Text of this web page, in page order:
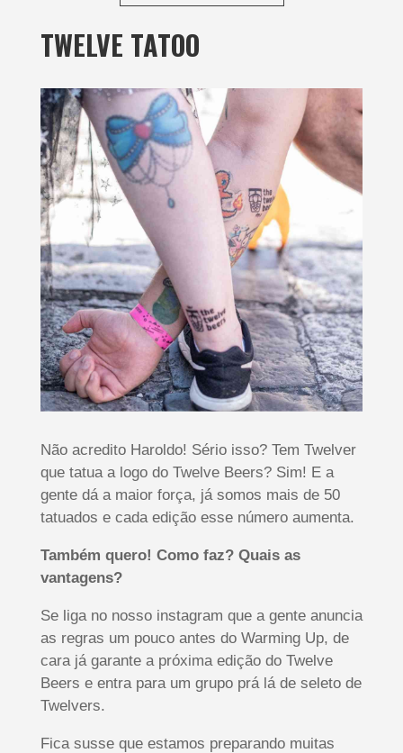
TWELVE TATOO
Não acredito Haroldo! Sério isso? Tem Twelver
que tatua a logo do Twelve Beers? Sim! E a
gente dá a maior força, já somos mais de 50
tatuados e cada edição esse número aumenta.
Também quero! Como faz? Quais as
vantagens?
Se liga no nosso instagram que a gente anuncia
as regras um pouco antes do Warming Up, de
cara já garante a próxima edição do Twelve
Beers e entra para um grupo prá lá de seleto de
Twelvers.
Fica susse que estamos preparando muitas